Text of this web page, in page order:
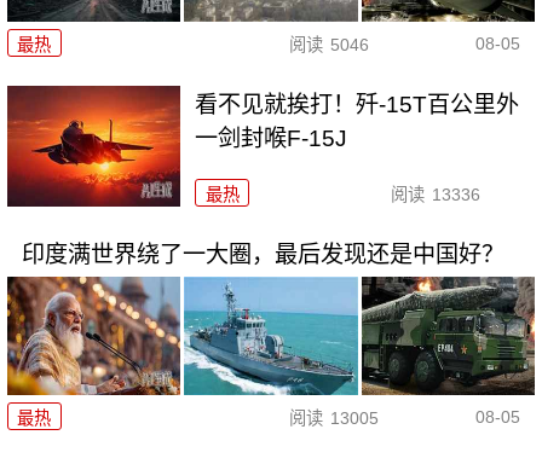
最热 阅读 5046 08-05
看不见就挨打！歼-15T百公里外
一剑封喉F-15J
最热 阅读 13336
印度满世界绕了一大圈，最后发现还是中国好？
最热 阅读 13005 08-05